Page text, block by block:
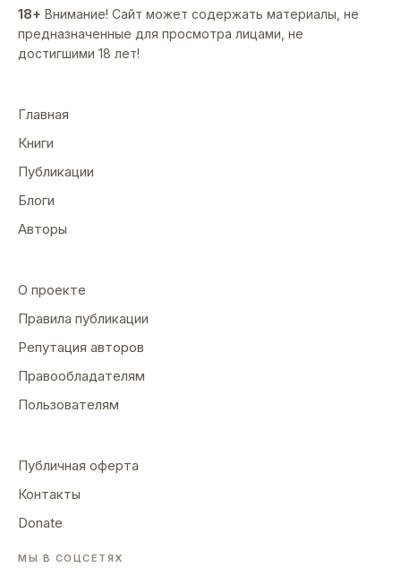
18+ Внимание! Сайт может содержать материалы, не
предназначенные для просмотра лицами, не
достигшими 18 лет!
Главная
Книги
Публикации
Блоги
Авторы
О проекте
Правила публикации
Репутация авторов
Правообладателям
Пользователям
Публичная оферта
Контакты
Donate
МЫ В СОЦСЕТЯХ